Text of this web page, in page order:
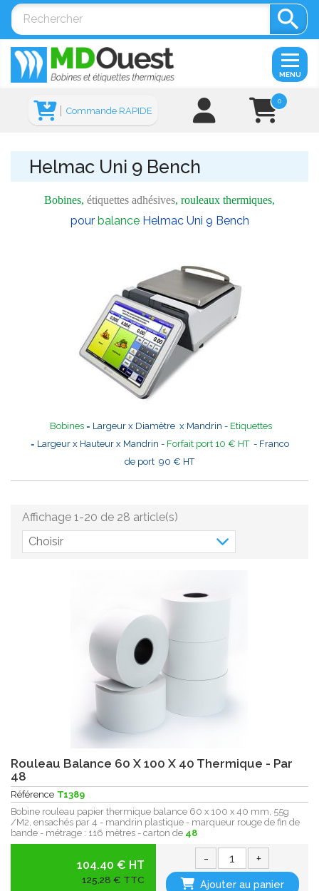

0
Commande RAPIDE
MENU
Helmac Uni 9 Bench
Bobines, étiquettes adhésives, rouleaux thermiques,
pour balanceHelmac Uni 9 Bench
Bobines = Largeur x Diamètre x Mandrin - Etiquettes
= Largeur x Hauteur x Mandrin - Forfait port 10 € HT- Franco
de port 90 € HT
Choisir
Affichage 1-20 de 28 article(s)
Rouleau Balance 60 X 100 X 40 Thermique - Par
48
Référence T1389
Bobine rouleau papier thermique balance 60 x 100 x 40 mm, 55g
/M2, ensachés par 4 - mandrin plastique - marqueur rouge de fin de
bande - métrage : 116 mètres - carton de 48
104.40 € HT
125,28 € TTC
- +
Ajouter au panier